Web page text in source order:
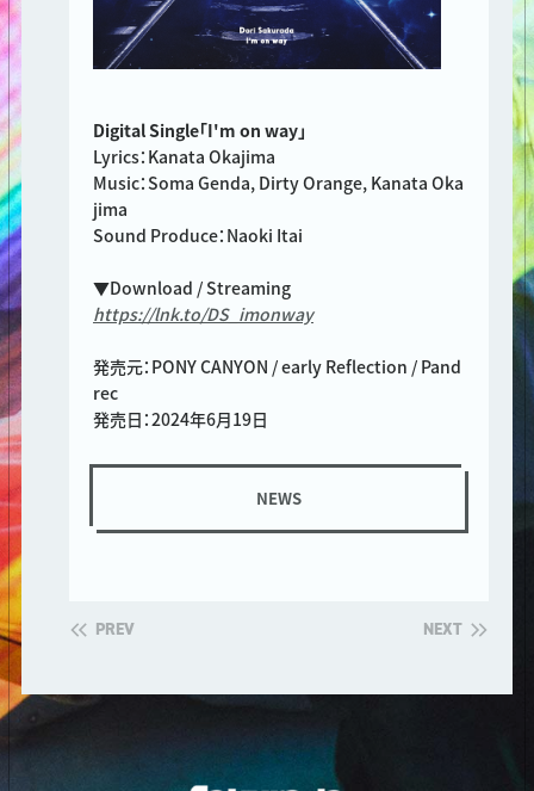
Digital Single「I'm on way」
Lyrics：Kanata Okajima
Music：Soma Genda, Dirty Orange, Kanata Oka
jima
Sound Produce：Naoki Itai
▼Download / Streaming
https://lnk.to/DS_imonway
発売元：PONY CANYON / early Reflection / Pand
rec
発売日：2024年6月19日
NEWS
PREV NEXT